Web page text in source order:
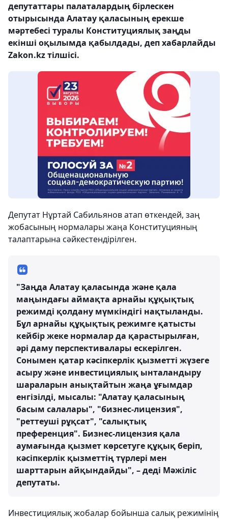
депутаттары палаталардың бірлескен
отырысында Алатау қаласының ерекше
мәртебесі туралы Конституциялық заңды
екінші оқылымда қабылдады, деп хабарлайды
Zakon.kz тілшісі.
Депутат Нұртай Сабильянов атап өткендей, заң
жобасының нормалары жаңа Конституцияның
талаптарына сәйкестендірілген.
"Заңда Алатау қаласында және қала
маңындағы аймақта арнайы құқықтық
режимді қолдану мүмкіндігі нақтыланды.
Бұл арнайы құқықтық режимге қатысты
кейбір жеке нормалар да қарастырылған,
әрі даму перспективалары ескерілген.
Сонымен қатар кәсіпкерлік қызметті жүзеге
асыру және инвестициялық ынталандыру
шараларын анықтайтын жаңа ұғымдар
енгізілді, мысалы: "Алатау қаласының
басым салалары", "бизнес-лицензия",
"реттеуші рұқсат", "салықтық
преференция". Бизнес-лицензия қала
аумағында қызмет көрсетуге құқық беріп,
кәсіпкерлік қызметтің түрлері мен
шарттарын айқындайды", – деді Мәжіліс
депутаты.
Инвестициялық жобалар бойынша салық режимінің